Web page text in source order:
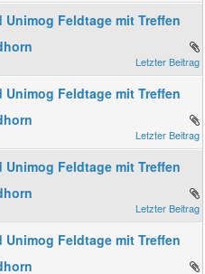
Unimog Feldtage mit Treffen
Unimog Feldtage mit Treffen
Unimog Feldtage mit Treffen
Unimog Feldtage mit Treffen